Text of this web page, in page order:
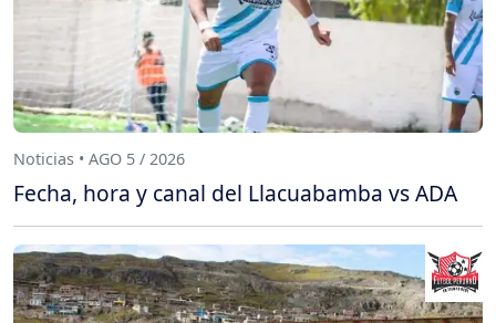
Noticias • AGO 5 / 2026
Fecha, hora y canal del Llacuabamba vs ADA